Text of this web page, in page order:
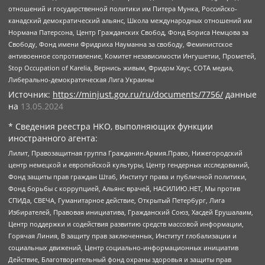
отношений и государственной политики им Питера Мунка, Российско-
канадский демократический альянс, Школа международных отношений им
Нормана Патерсона, Центр Гражданских Свобод, Фонд Бориса Немцова за
Свободу, Фонд имени Фридриха Науманна за свободу, Феминистское
антивоенное сопротивление, Комитет независимости Ингушетии, Прометей,
Stop Occupation of Karelia, Вернись живым, Фридом Хаус, СОТА медиа,
Либерально-демократическая Лига Украины
Источник: https://minjust.gov.ru/ru/documents/7756/ данные
на 13.05.2024
* Сведения реестра НКО, выполняющих функции
иностранного агента:
Лилит, Правозащитная группа Гражданин.Армия.Право, Нижегородский
центр немецкой и европейской культуры, Центр гендерных исследований,
Фонд защиты прав граждан Штаб, Институт права и публичной политики,
Фонд борьбы с коррупцией, Альянс врачей, НАСИЛИЮ.НЕТ, Мы против
СПИДа, СВЕЧА, Гуманитарное действие, Открытый Петербург, Лига
Избирателей, Правовая инициатива, Гражданский Союз, Хасдей Ерушалаим,
Центр поддержки и содействия развитию средств массовой информации,
Горячая Линия, В защиту прав заключенных, Институт глобализации и
социальных движений, Центр социально-информационных инициатив
Действие, Благотворительный фонд охраны здоровья и защиты прав